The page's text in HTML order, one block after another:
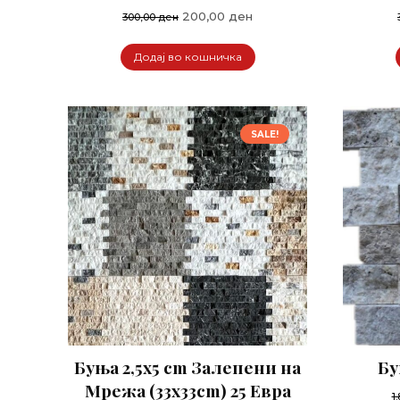
300,00ден Original
was:
300,00 ден.
200,00 ден
is:
Додај во кошничка
SALE!
Буња 2,5x5 cm Залепени на
Мрежа (33x33cm) 25 Евра